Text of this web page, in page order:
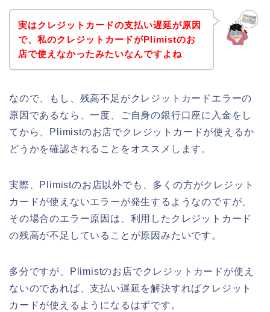
実はクレジットカードの支払い遅延が原因
で、私のクレジットカードがPlimistのお
店で使えなかったみたいなんですよね
なので、もし、残高不足がクレジットカードエラーの
原因であるなら、一度、ご自身の銀行口座に入金をし
てから、Plimistのお店でクレジットカードが使えるか
どうかを確認されることをオススメします。
実際、Plimistのお店以外でも、多くの方がクレジット
カードが使えないエラーが発生するようなのですが、
その場合のエラー原因は、利用したクレジットカード
の残高が不足していることが原因みたいです。
多分ですが、Plimistのお店でクレジットカードが使え
ないのであれば、支払い遅延を解決すればクレジット
カードが使えるようになるはずです。